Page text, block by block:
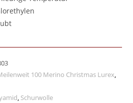
100 Merino Christmas Lurex,
, Schurwolle